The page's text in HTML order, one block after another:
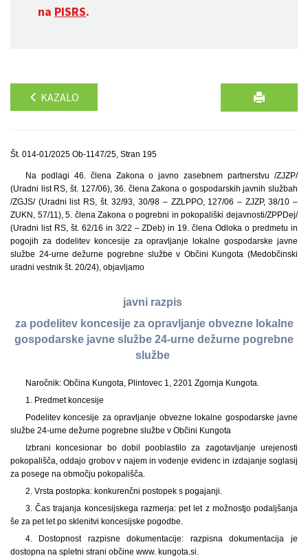
na PISRS.
KAZALO
Št. 014-01/2025 Ob-1147/25, Stran 195
Na podlagi 46. člena Zakona o javno zasebnem partnerstvu /ZJZP/
(Uradni list RS, št. 127/06), 36. člena Zakona o gospodarskih javnih službah
/ZGJS/ (Uradni list RS, št. 32/93, 30/98 – ZZLPPO, 127/06 – ZJZP, 38/10 –
ZUKN, 57/11), 5. člena Zakona o pogrebni in pokopališki dejavnosti/ZPPDej/
(Uradni list RS, št. 62/16 in 3/22 – ZDeb) in 19. člena Odloka o predmetu in
pogojih za dodelitev koncesije za opravljanje lokalne gospodarske javne
službe 24-urne dežurne pogrebne službe v Občini Kungota (Medobčinski
uradni vestnik št. 20/24), objavljamo
javni razpis
za podelitev koncesije za opravljanje obvezne lokalne
gospodarske javne službe 24-urne dežurne pogrebne
službe
Naročnik: Občina Kungota, Plintovec 1, 2201 Zgornja Kungota.
1. Predmet koncesije
Podelitev koncesije za opravljanje obvezne lokalne gospodarske javne
službe 24-urne dežurne pogrebne službe v Občini Kungota
Izbrani koncesionar bo dobil pooblastilo za zagotavljanje urejenosti
pokopališča, oddajo grobov v najem in vodenje evidenc in izdajanje soglasij
za posege na območju pokopališča.
2. Vrsta postopka: konkurenčni postopek s pogajanji.
3. Čas trajanja koncesijskega razmerja: pet let z možnostjo podaljšanja
še za pet let po sklenitvi koncesijske pogodbe.
4. Dostopnost razpisne dokumentacije: razpisna dokumentacija je
dostopna na spletni strani občine www. kungota.si.